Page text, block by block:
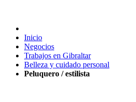
Inicio
Negocios
Trabajos en Gibraltar
Belleza y cuidado personal
Peluquero / estilista